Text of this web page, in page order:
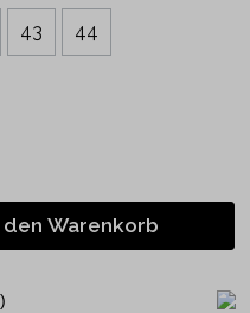
43 44
den Warenkorb